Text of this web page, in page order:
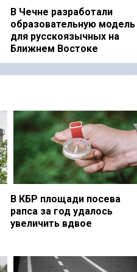
В Чечне разработали
образовательную модель
для русскоязычных на
Ближнем Востоке
В КБР площади посева
рапса за год удалось
увеличить вдвое